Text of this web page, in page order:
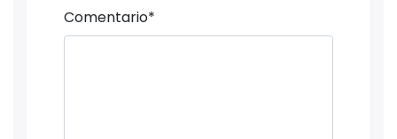
Comentario*